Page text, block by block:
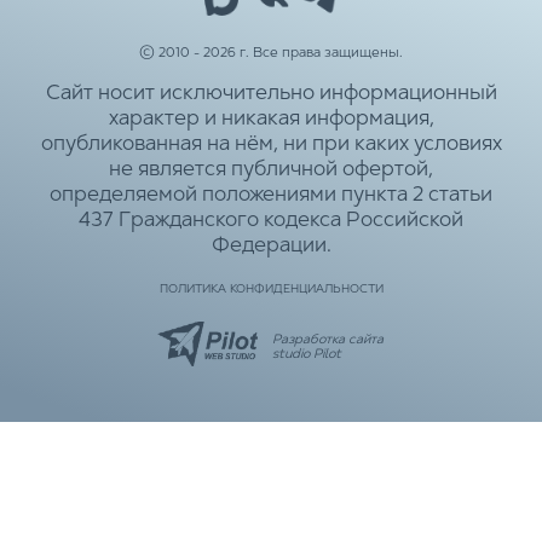
Разработка сайта
studio Pilot
© 2010 - 2026 г. Все права защищены.
Сайт носит исключительно информационный
характер и никакая информация,
опубликованная на нём, ни при каких условиях
не является публичной офертой,
определяемой положениями пункта 2 статьи
437 Гражданского кодекса Российской
Федерации.
ПОЛИТИКА КОНФИДЕНЦИАЛЬНОСТИ